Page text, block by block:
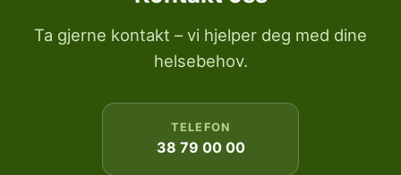
Ta gjerne kontakt – vi hjelper deg med dine
helsebehov.
TELEFON
38 79 00 00